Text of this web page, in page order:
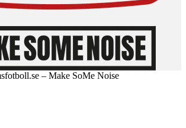
– Make SoMe Noise